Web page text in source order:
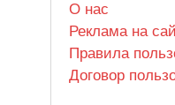
О нас
Реклама на
Правила
Договор